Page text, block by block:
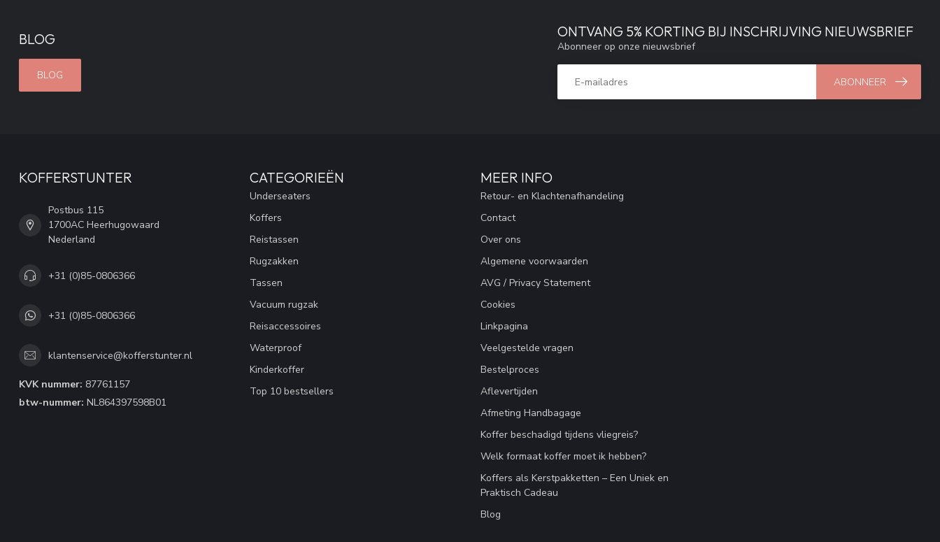
BLOG
BLOG
ONTVANG 5% KORTING BIJ INSCHRIJVING NIEUWSBRIEF
Abonneer op onze nieuwsbrief
ABONNEER
KOFFERSTUNTER
Postbus 115
1700AC Heerhugowaard
Nederland
+31 (0)85-0806366
+31 (0)85-0806366
klantenservice@kofferstunter.nl
KVK nummer: 87761157
btw-nummer: NL864397598B01
CATEGORIEËN
Underseaters
Koffers
Reistassen
Rugzakken
Tassen
Vacuum rugzak
Reisaccessoires
Waterproof
Kinderkoffer
Top 10 bestsellers
MEER INFO
Retour- en Klachtenafhandeling
Contact
Over ons
Algemene voorwaarden
AVG / Privacy Statement
Cookies
Linkpagina
Veelgestelde vragen
Bestelproces
Aflevertijden
Afmeting Handbagage
Koffer beschadigd tijdens vliegreis?
Welk formaat koffer moet ik hebben?
Koffers als Kerstpakketten – Een Uniek en
Praktisch Cadeau
Blog